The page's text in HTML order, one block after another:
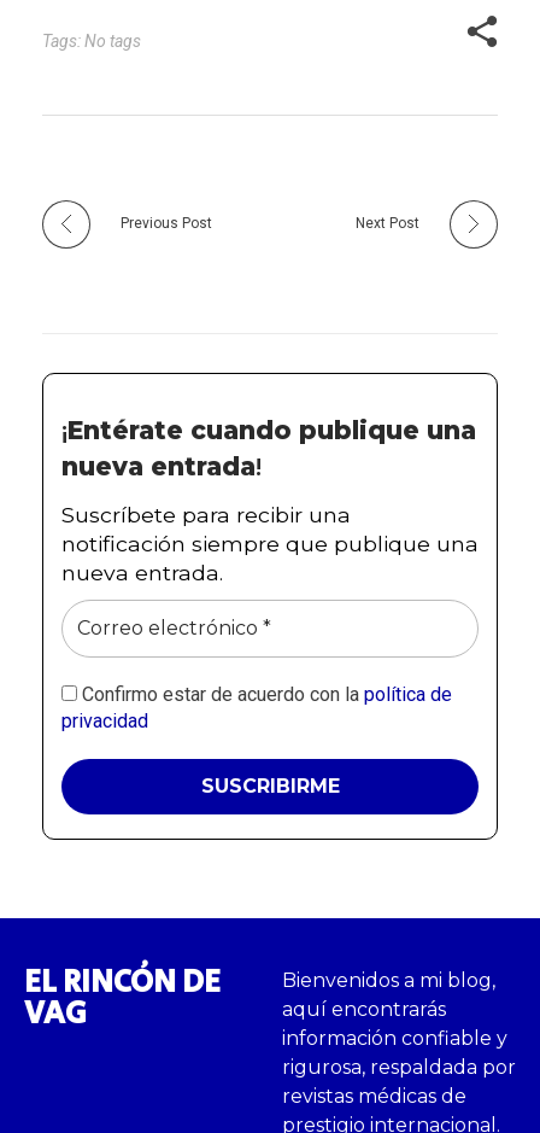
químicos…
Tags: No tags
Previous Post Next Post
¡Entérate cuando publique una
nueva entrada!
Suscríbete para recibir una
notificación siempre que publique una
nueva entrada.
Confirmo estar de acuerdo con la política de
privacidad
EL RINCÓN DE
VAG
Bienvenidos a mi blog,
aquí encontrarás
información confiable y
rigurosa, respaldada por
revistas médicas de
prestigio internacional.